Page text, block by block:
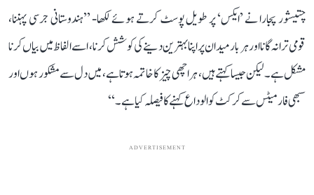
چتیشور پجارا نے ’ایکس‘ پر طویل پوسٹ کرتے ہوئے لکھا- ’’ہندوستانی جرسی پہننا،
قومی ترانہ گانا اور ہر بار میدان پر اپنا بہترین دینے کی کوشش کرنا، اسے الفاظ میں بیاں کرنا
مشکل ہے۔ لیکن جیسا کہتے ہیں، ہر اچھی چیز کا خاتمہ ہوتا ہے، میں دل سے مشکور ہوں اور
سبھی فارمیٹس سے کرکٹ کو الوداع کہنے کا فیصلہ کیا ہے۔‘‘
ADVERTISEMENT